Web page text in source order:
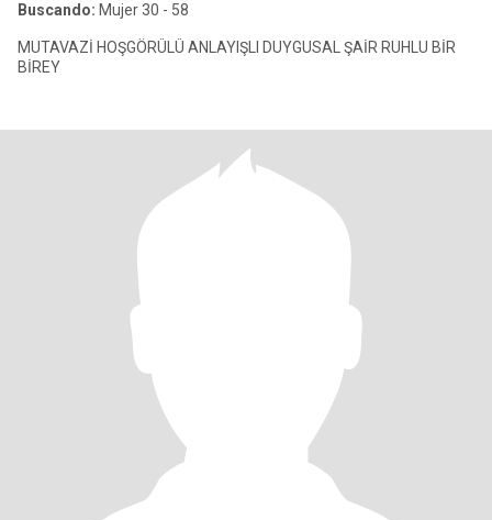
Buscando: Mujer 30 - 58
MUTAVAZİ HOŞGÖRÜLÜ ANLAYIŞLI DUYGUSAL ŞAİR RUHLU BİR
BİREY